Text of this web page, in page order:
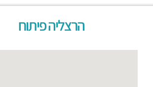
הרצליה פיתוח